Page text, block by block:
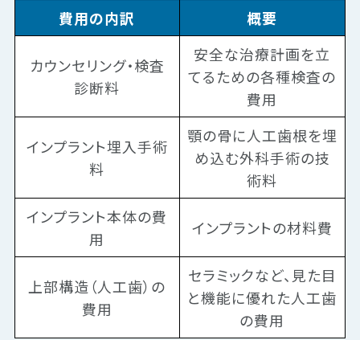
費用の内訳
概要
カウンセリング・検査
診断料
安全な治療計画を立
てるための各種検査の
費用
インプラント埋入手術
料
顎の骨に人工歯根を埋
め込む外科手術の技
術料
インプラント本体の費
用
インプラントの材料費
上部構造（人工歯）の
費用
セラミックなど、見た目
と機能に優れた人工歯
の費用